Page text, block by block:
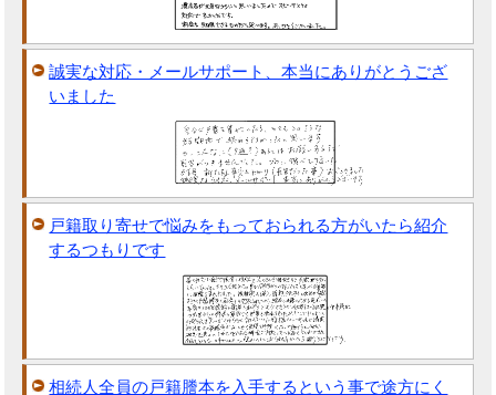
誠実な対応・メールサポート、本当にありがとうござ
いました
戸籍取り寄せで悩みをもっておられる方がいたら紹介
するつもりです
相続人全員の戸籍謄本を入手するという事で途方にく